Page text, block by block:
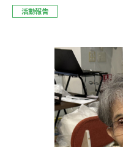
活動報告